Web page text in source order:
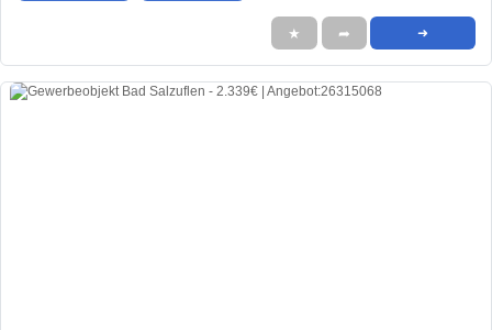
★ ➦ ➜